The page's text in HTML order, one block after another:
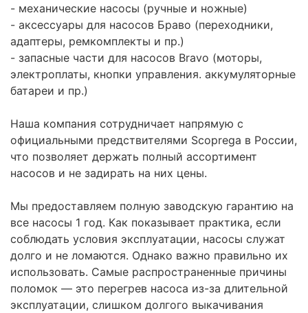
- механические насосы (ручные и ножные)
- аксессуары для насосов Браво (переходники,
адаптеры, ремкомплекты и пр.)
- запасные части для насосов Bravo (моторы,
электроплаты, кнопки управления. аккумуляторные
батареи и пр.)
Наша компания сотрудничает напрямую с
официальными предствителями Scoprega в России,
что позволяет держать полный ассортимент
насосов и не задирать на них цены.
Мы предоставляем полную заводскую гарантию на
все насосы 1 год. Как показывает практика, если
соблюдать условия эксплуатации, насосы служат
долго и не ломаются. Однако важно правильно их
использовать. Самые распространенные причины
поломок — это перегрев насоса из-за длительной
эксплуатации, слишком долгого выкачивания